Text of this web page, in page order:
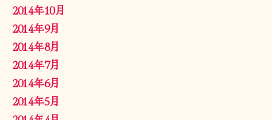
2014年10月
2014年9月
2014年8月
2014年7月
2014年6月
2014年5月